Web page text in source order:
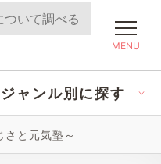
MENU
ジャンル別に探す
さと元気塾～